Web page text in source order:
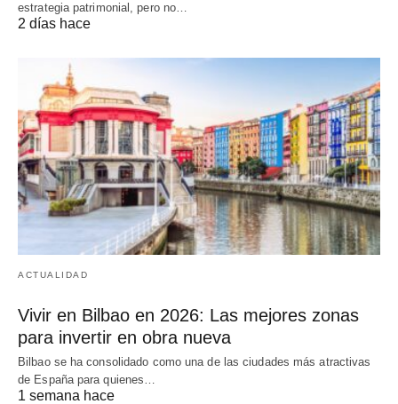
estrategia patrimonial, pero no…
2 días hace
ACTUALIDAD
Vivir en Bilbao en 2026: Las mejores zonas
para invertir en obra nueva
Bilbao se ha consolidado como una de las ciudades más atractivas
de España para quienes…
1 semana hace